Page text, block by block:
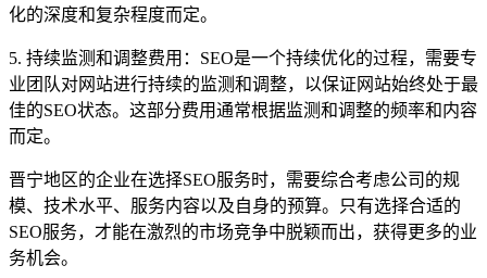
化的深度和复杂程度而定。
5. 持续监测和调整费用：SEO是一个持续优化的过程，需要专
业团队对网站进行持续的监测和调整，以保证网站始终处于最
佳的SEO状态。这部分费用通常根据监测和调整的频率和内容
而定。
晋宁地区的企业在选择SEO服务时，需要综合考虑公司的规
模、技术水平、服务内容以及自身的预算。只有选择合适的
SEO服务，才能在激烈的市场竞争中脱颖而出，获得更多的业
务机会。